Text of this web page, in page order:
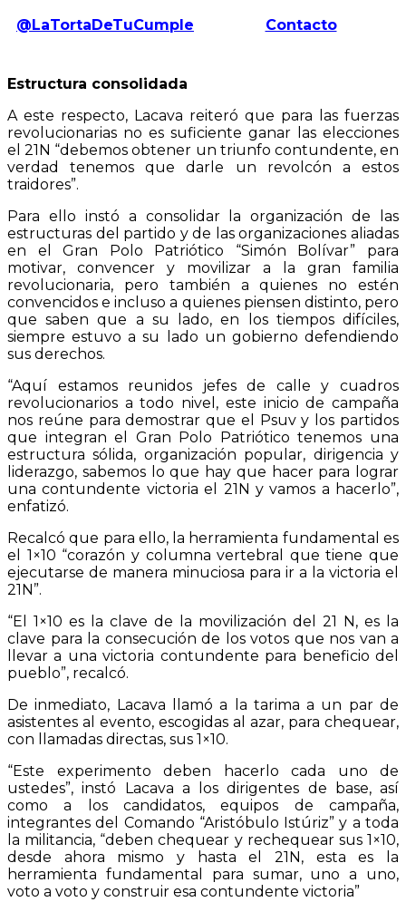
@LaTortaDeTuCumple Contacto
Estructura consolidada
A este respecto, Lacava reiteró que para las fuerzas
revolucionarias no es suficiente ganar las elecciones
el 21N “debemos obtener un triunfo contundente, en
verdad tenemos que darle un revolcón a estos
traidores”.
Para ello instó a consolidar la organización de las
estructuras del partido y de las organizaciones aliadas
en el Gran Polo Patriótico “Simón Bolívar” para
motivar, convencer y movilizar a la gran familia
revolucionaria, pero también a quienes no estén
convencidos e incluso a quienes piensen distinto, pero
que saben que a su lado, en los tiempos difíciles,
siempre estuvo a su lado un gobierno defendiendo
sus derechos.
“Aquí estamos reunidos jefes de calle y cuadros
revolucionarios a todo nivel, este inicio de campaña
nos reúne para demostrar que el Psuv y los partidos
que integran el Gran Polo Patriótico tenemos una
estructura sólida, organización popular, dirigencia y
liderazgo, sabemos lo que hay que hacer para lograr
una contundente victoria el 21N y vamos a hacerlo”,
enfatizó.
Recalcó que para ello, la herramienta fundamental es
el 1×10 “corazón y columna vertebral que tiene que
ejecutarse de manera minuciosa para ir a la victoria el
21N”.
“El 1×10 es la clave de la movilización del 21 N, es la
clave para la consecución de los votos que nos van a
llevar a una victoria contundente para beneficio del
pueblo”, recalcó.
De inmediato, Lacava llamó a la tarima a un par de
asistentes al evento, escogidas al azar, para chequear,
con llamadas directas, sus 1×10.
“Este experimento deben hacerlo cada uno de
ustedes”, instó Lacava a los dirigentes de base, así
como a los candidatos, equipos de campaña,
integrantes del Comando “Aristóbulo Istúriz” y a toda
la militancia, “deben chequear y rechequear sus 1×10,
desde ahora mismo y hasta el 21N, esta es la
herramienta fundamental para sumar, uno a uno,
voto a voto y construir esa contundente victoria”